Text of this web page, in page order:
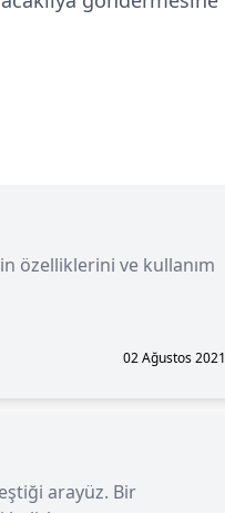
özelliklerini ve kullanım
02 Ağustos 2021
arayüz. Bir